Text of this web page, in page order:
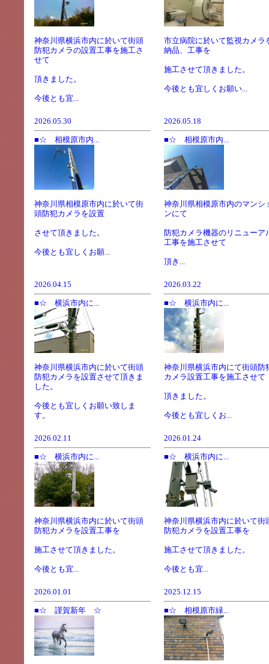
神奈川県横浜市内に於いて街頭
防犯カメラの設置工事を施工さ
せて
頂きました。
今後とも宜...
市立病院に於いて監視カメラ
納品、工事を
施工させて頂きました。
今後とも宜しくお願い...
2026.05.30
■☆ 相模原市内...
神奈川県相模原市内に於いて街
頭防犯カメラを設置
させて頂きました。
今後とも宜しくお願...
2026.05.18
■☆ 相模原市内...
神奈川県相模原市内のマンシ
ンにて
防犯カメラ機器のリニューア
工事を施工させて
頂き...
2026.04.15
■☆ 横浜市内に...
神奈川県横浜市内に於いて街頭
防犯カメラを設置させて頂きま
した。
今後とも宜しくお願い致しま
す。
2026.03.22
■☆ 横浜市内に...
神奈川県横浜市内にて街頭防
カメラ設置工事を施工させて
頂きました。
今後とも宜しくお...
2026.02.11
■☆ 横浜市内に...
神奈川県横浜市内に於いて街頭
防犯カメラを設置工事を
施工させて頂きました。
今後とも宜...
2026.01.24
■☆ 横浜市内に...
神奈川県横浜市内に於いて街
防犯カメラを設置工事を
施工させて頂きました。
今後とも宜...
2026.01.01
■☆ 謹賀新年 ☆
2025.12.15
■☆ 相模原市緑...